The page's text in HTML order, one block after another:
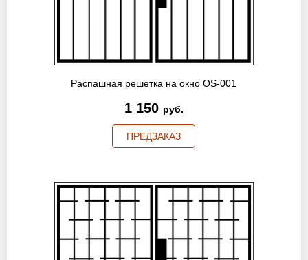
ЗАПРОСИТЬ РАСЧЕТ
info@protivopozharnie-dveri.ru
Распашная решетка на окно OS-001
1 150 руб.
ПРЕДЗАКАЗ